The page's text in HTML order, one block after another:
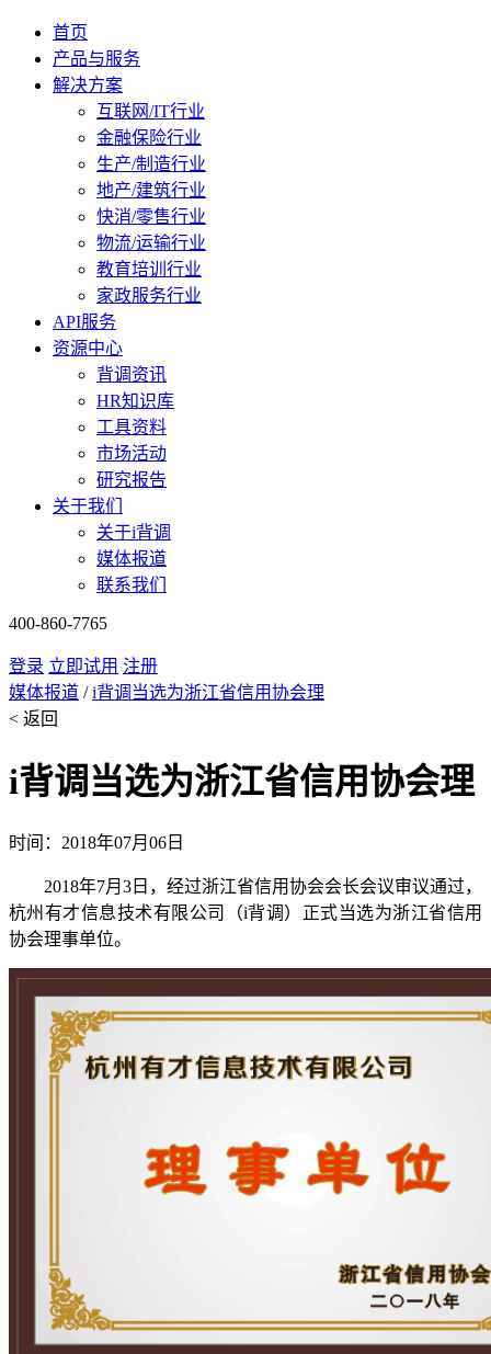
首页
产品与服务
解决方案
互联网/IT行业
金融保险行业
生产/制造行业
地产/建筑行业
快消/零售行业
物流/运输行业
教育培训行业
家政服务行业
API服务
资源中心
背调资讯
HR知识库
工具资料
市场活动
研究报告
关于我们
关于i背调
媒体报道
联系我们
400-860-7765
登录 立即试用 注册
媒体报道 /i背调当选为浙江省信用协会理
< 返回
i背调当选为浙江省信用协会理
时间：2018年07月06日
2018年7月3日，经过浙江省信用协会会长会议审议通过，
杭州有才信息技术有限公司（i背调）正式当选为浙江省信用
协会理事单位。